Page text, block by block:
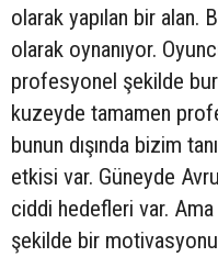
olarak yapılan bir alan.
olarak oynanıyor.
profesyonel şekilde
kuzeyde tamamen
bunun dışında bizim
etkisi var. Güneyde
ciddi hedefleri var. Ama
şekilde bir